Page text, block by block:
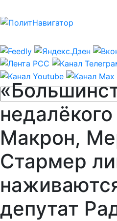
Макрон,
Стармер
депутат